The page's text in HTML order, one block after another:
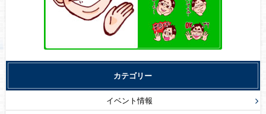
カテゴリー
イベント情報